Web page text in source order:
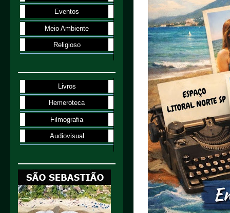
Eventos
Meio Ambiente
Religioso
Livros
Hemeroteca
Filmografia
Audiovisual